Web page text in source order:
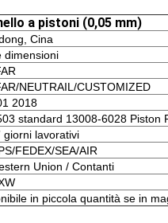
a pistoni (0,05 mm)
Cina
dimensioni
NEUTRAIL/CUSTOMIZED
2018
standard 13008-6028 Piston
giorni lavorativi
FEDEX/SEA/AIR
Union / Contanti
in piccola quantità se in